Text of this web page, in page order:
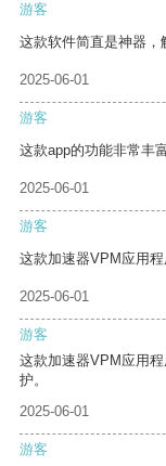
游客
这款软件简直是神器，
2025-06-01
游客
这款app的功能非常丰
2025-06-01
游客
这款加速器VPM应用
2025-06-01
游客
这款加速器VPM应用
护。
2025-06-01
游客